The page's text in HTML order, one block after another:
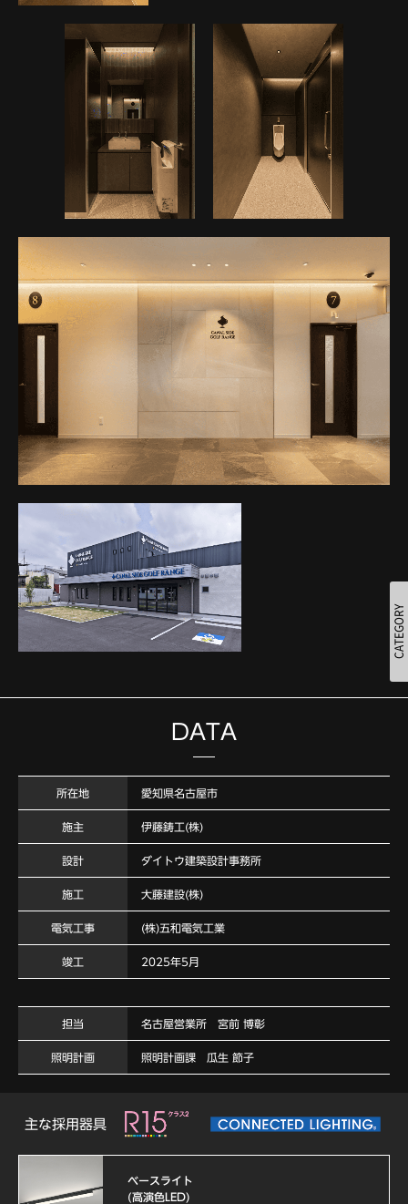
DATA
所在地 愛知県名古屋市
施主 伊藤鋳工(株)
設計 ダイトウ建築設計事務所
施工 大藤建設(株)
電気工事 (株)五和電気工業
竣工 2025年5月
担当 名古屋営業所 宮前 博彰
照明計画 照明計画課 瓜生 節子
主な採用器具
ベースライト
(高演色LED)